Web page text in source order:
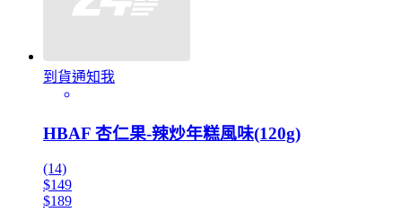
到貨通知我
HBAF 杏仁果-辣炒年糕風味(120g)
(14)
$149
$189